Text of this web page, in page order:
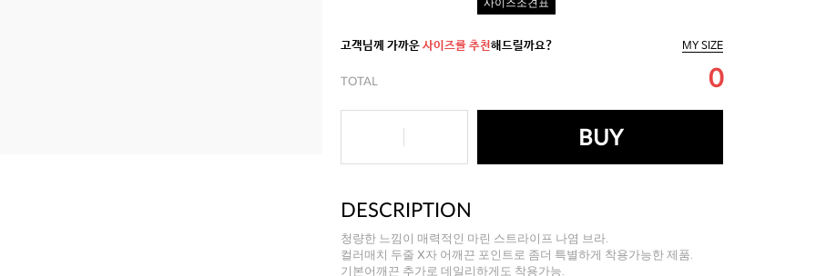
사이즈조견표
고객님께 가까운 사이즈를 추천해드릴까요? MY SIZE
TOTAL 0
BUY
DESCRIPTION
청량한 느낌이 매력적인 마린 스트라이프 나염 브라.
컬러매치 두줄 X자 어깨끈 포인트로 좀더 특별하게 착용가능한 제품.
기본어깨끈 추가로 데일리하게도 착용가능.